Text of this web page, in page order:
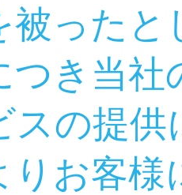
被った
つき当社
スの提
りお客様